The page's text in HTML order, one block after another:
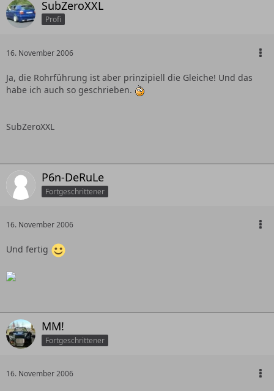
SubZeroXXL
Profi
16. November 2006
Ja, die Rohrführung ist aber prinzipiell die Gleiche! Und das
habe ich auch so geschrieben.
SubZeroXXL
P6n-DeRuLe
Fortgeschrittener
16. November 2006
Und fertig
MM!
Fortgeschrittener
16. November 2006